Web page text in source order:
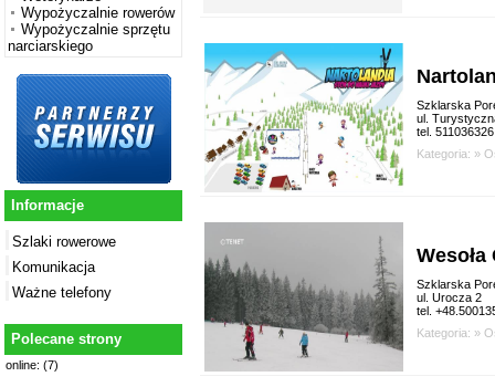
Wypożyczalnie rowerów
Wypożyczalnie sprzętu
narciarskiego
Informacje
Szlaki rowerowe
Komunikacja
Ważne telefony
Polecane strony
online: (7)
Szklarska
ul.
tel. 511036326
Kategoria: »
Wesoła
Szklarska
ul. Urocza 2
tel.
Kategoria: »